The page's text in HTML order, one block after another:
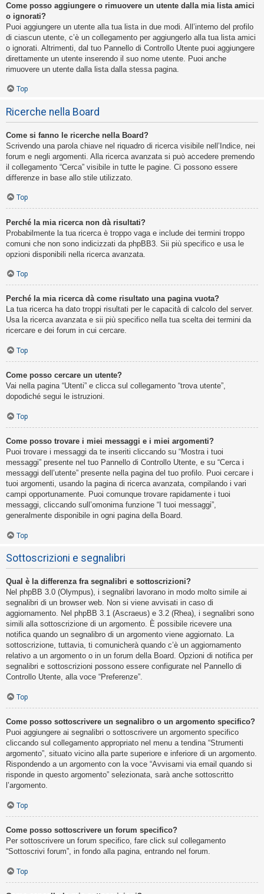
Come posso aggiungere o rimuovere un utente dalla mia lista amici
o ignorati?
Puoi aggiungere un utente alla tua lista in due modi. All’interno del profilo
di ciascun utente, c’è un collegamento per aggiungerlo alla tua lista amici
o ignorati. Altrimenti, dal tuo Pannello di Controllo Utente puoi aggiungere
direttamente un utente inserendo il suo nome utente. Puoi anche
rimuovere un utente dalla lista dalla stessa pagina.
Top
Ricerche nella Board
Come si fanno le ricerche nella Board?
Scrivendo una parola chiave nel riquadro di ricerca visibile nell’Indice, nei
forum e negli argomenti. Alla ricerca avanzata si può accedere premendo
il collegamento “Cerca” visibile in tutte le pagine. Ci possono essere
differenze in base allo stile utilizzato.
Top
Perché la mia ricerca non dà risultati?
Probabilmente la tua ricerca è troppo vaga e include dei termini troppo
comuni che non sono indicizzati da phpBB3. Sii più specifico e usa le
opzioni disponibili nella ricerca avanzata.
Top
Perché la mia ricerca dà come risultato una pagina vuota?
La tua ricerca ha dato troppi risultati per le capacità di calcolo del server.
Usa la ricerca avanzata e sii più specifico nella tua scelta dei termini da
ricercare e dei forum in cui cercare.
Top
Come posso cercare un utente?
Vai nella pagina “Utenti” e clicca sul collegamento “trova utente”,
dopodiché segui le istruzioni.
Top
Come posso trovare i miei messaggi e i miei argomenti?
Puoi trovare i messaggi da te inseriti cliccando su “Mostra i tuoi
messaggi” presente nel tuo Pannello di Controllo Utente, e su “Cerca i
messaggi dell’utente” presente nella pagina del tuo profilo. Puoi cercare i
tuoi argomenti, usando la pagina di ricerca avanzata, compilando i vari
campi opportunamente. Puoi comunque trovare rapidamente i tuoi
messaggi, cliccando sull’omonima funzione “I tuoi messaggi”,
generalmente disponibile in ogni pagina della Board.
Top
Sottoscrizioni e segnalibri
Qual è la differenza fra segnalibri e sottoscrizioni?
Nel phpBB 3.0 (Olympus), i segnalibri lavorano in modo molto simile ai
segnalibri di un browser web. Non si viene avvisati in caso di
aggiornamento. Nel phpBB 3.1 (Ascraeus) e 3.2 (Rhea), i segnalibri sono
simili alla sottoscrizione di un argomento. È possibile ricevere una
notifica quando un segnalibro di un argomento viene aggiornato. La
sottoscrizione, tuttavia, ti comunicherà quando c’è un aggiornamento
relativo a un argomento o in un forum della Board. Opzioni di notifica per
segnalibri e sottoscrizioni possono essere configurate nel Pannello di
Controllo Utente, alla voce “Preferenze”.
Top
Come posso sottoscrivere un segnalibro o un argomento specifico?
Puoi aggiungere ai segnalibri o sottoscrivere un argomento specifico
cliccando sul collegamento appropriato nel menu a tendina “Strumenti
argomento”, situato vicino alla parte superiore e inferiore di un argomento.
Rispondendo a un argomento con la voce “Avvisami via email quando si
risponde in questo argomento” selezionata, sarà anche sottoscritto
l’argomento.
Top
Come posso sottoscrivere un forum specifico?
Per sottoscrivere un forum specifico, fare click sul collegamento
“Sottoscrivi forum”, in fondo alla pagina, entrando nel forum.
Top